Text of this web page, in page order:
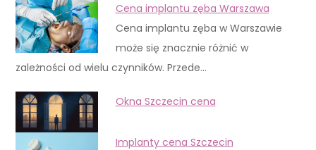
Cena implantu zęba Warszawa
Cena implantu zęba w Warszawie
może się znacznie różnić w
zależności od wielu czynników. Przede…
Okna Szczecin cena
Implanty cena Szczecin